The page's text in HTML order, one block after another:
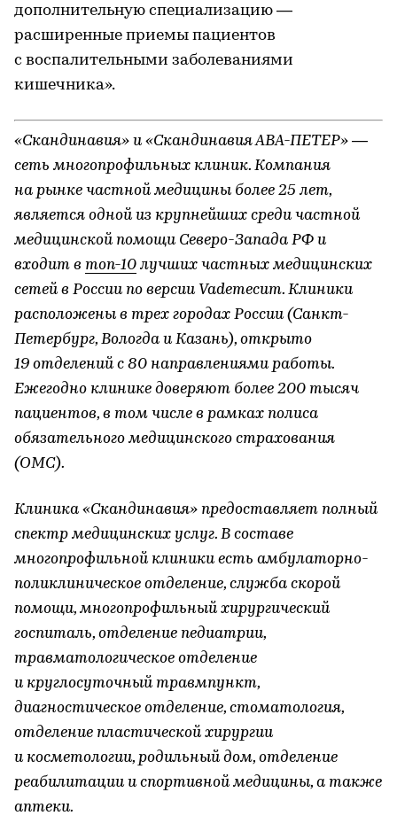
дополнительную специализацию —
расширенные приемы пациентов
с воспалительными заболеваниями
кишечника».
«Скандинавия» и «Скандинавия АВА-ПЕТЕР» ―
сеть многопрофильных клиник. Компания
на рынке частной медицины более 25 лет,
является одной из крупнейших среди частной
медицинской помощи Северо-Запада РФ и
входит в топ-10 лучших частных медицинских
сетей в России по версии Vademecum. Клиники
расположены в трех городах России (Санкт-
Петербург, Вологда и Казань), открыто
19 отделений с 80 направлениями работы.
Ежегодно клинике доверяют более 200 тысяч
пациентов, в том числе в рамках полиса
обязательного медицинского страхования
(ОМС).
Клиника «Скандинавия» предоставляет полный
спектр медицинских услуг. В составе
многопрофильной клиники есть амбулаторно-
поликлиническое отделение, служба скорой
помощи, многопрофильный хирургический
госпиталь, отделение педиатрии,
травматологическое отделение
и круглосуточный травмпункт,
диагностическое отделение, стоматология,
отделение пластической хирургии
и косметологии, родильный дом, отделение
реабилитации и спортивной медицины, а также
аптеки.